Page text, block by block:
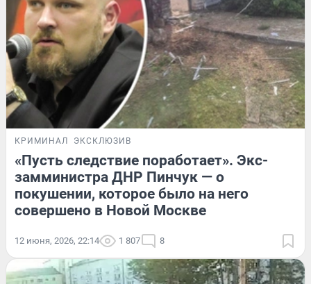
КРИМИНАЛ ЭКСКЛЮЗИВ
«Пусть следствие поработает». Экс-
замминистра ДНР Пинчук — о
покушении, которое было на него
совершено в Новой Москве
12 июня, 2026, 22:14 1 807 8